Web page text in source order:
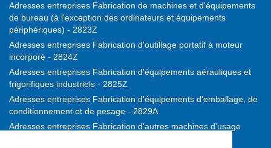
Adresses entreprises Fabrication de machines et d'équipements
de bureau (à l'exception des ordinateurs et équipements
périphériques) - 2823Z
Adresses entreprises Fabrication d'outillage portatif à moteur
incorporé - 2824Z
Adresses entreprises Fabrication d'équipements aérauliques et
frigorifiques industriels - 2825Z
Adresses entreprises Fabrication d'équipements d'emballage, de
conditionnement et de pesage - 2829A
Adresses entreprises Fabrication d'autres machines d'usage